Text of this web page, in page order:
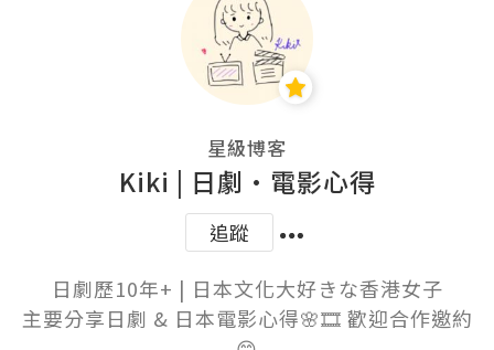
星級博客
Kiki | 日劇•電影心得
追蹤
日劇歷10年+ | 日本文化大好きな香港女子
主要分享日劇 & 日本電影心得🌸🎞️ 歡迎合作邀約